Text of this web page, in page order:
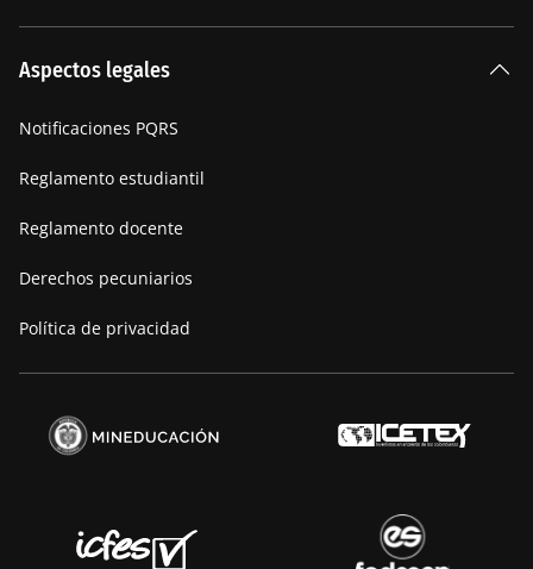
Manifiesto
Aspectos legales
Notificaciones PQRS
Reglamento estudiantil
Reglamento docente
Derechos pecuniarios
Política de privacidad